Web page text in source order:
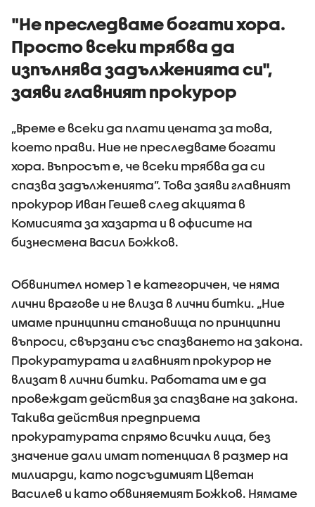
"Не преследваме богати хора.
Просто всеки трябва да
изпълнява задълженията си",
заяви главният прокурор
„Време е всеки да плати цената за това,
което прави. Ние не преследваме богати
хора. Въпросът е, че всеки трябва да си
спазва задълженията”. Това заяви главният
прокурор Иван Гешев след акцията в
Комисията за хазарта и в офисите на
бизнесмена Васил Божков.
Обвинител номер 1 е категоричен, че няма
лични врагове и не влиза в лични битки. „Ние
имаме принципни становища по принципни
въпроси, свързани със спазването на закона.
Прокуратурата и главният прокурор не
влизат в лични битки. Работата им е да
провеждат действия за спазване на закона.
Такива действия предприема
прокуратурата спрямо всички лица, без
значение дали имат потенциал в размер на
милиарди, като подсъдимият Цветан
Василев и като обвиняемият Божков. Нямаме